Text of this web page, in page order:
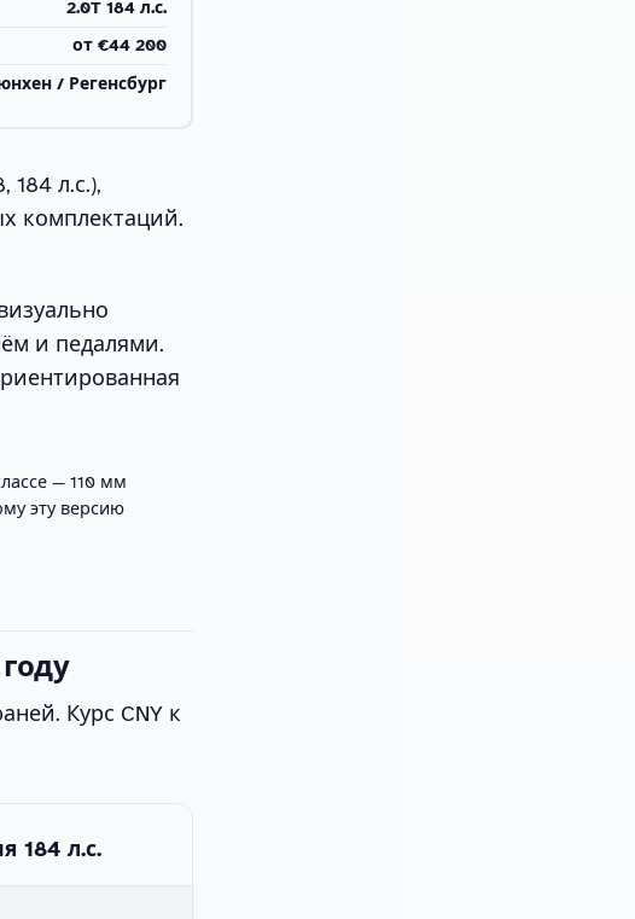
2.0T 184 л.с.
от €44 200
/ Регенсбург
л.с.),
комплектаций.
и педалями.
— 110 мм
эту версию
Курс CNY к
184 л.с.